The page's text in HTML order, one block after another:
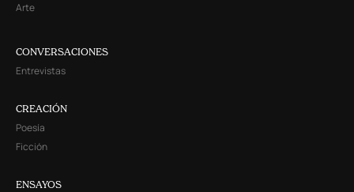
Arte
CONVERSACIONES
Entrevistas
CREACIÓN
Poesía
Ficción
ENSAYOS